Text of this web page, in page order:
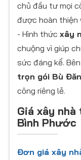
chủ đầu tư mọi
được hoàn thiện
- Hình thức xây
chuộng vì giúp
sức đáng kể.
trọn gói Bù
công riêng lẻ.
Giá xây
Bình Phước
Đơn giá xây